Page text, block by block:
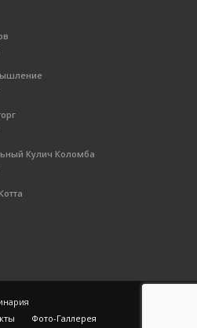
Кулич Коломба
Фото-Галлерея